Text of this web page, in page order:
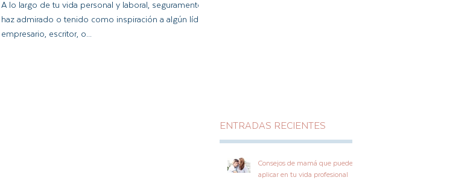
A lo largo de tu vida personal y laboral, seguramente
haz admirado o tenido como inspiración a algún líder,
empresario, escritor, o...
ENTRADAS RECIENTES
Consejos de mamá que puedes
aplicar en tu vida profesional